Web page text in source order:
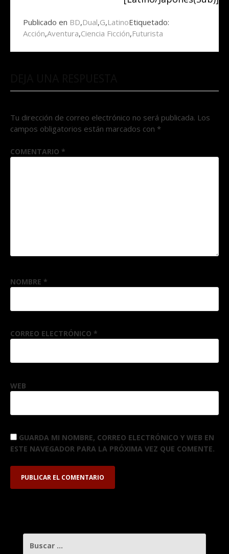
Publicado en BD,Dual,G,LatinoEtiquetado:
Acción,Aventura,Ciencia Ficción,Futurista
Tu dirección de correo electrónico no será publicada. Los
campos obligatorios están marcados con *
COMENTARIO *
NOMBRE *
CORREO ELECTRÓNICO *
WEB
GUARDA MI NOMBRE, CORREO ELECTRÓNICO Y WEB EN
ESTE NAVEGADOR PARA LA PRÓXIMA VEZ QUE COMENTE.